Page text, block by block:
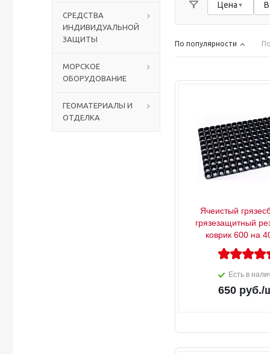
СРЕДСТВА
ИНДИВИДУАЛЬНОЙ
ЗАЩИТЫ
МОРСКОЕ
ОБОРУДОВАНИЕ
ГЕОМАТЕРИАЛЫ И
ОТДЕЛКА
Цена
По популярности
Ячеистый
грязезащитный
коврик 600 на
Есть в
650руб./
Столы с лавками
Биометрические терминалы
Аккумуляторы аккумуляторные батареи для ИБП